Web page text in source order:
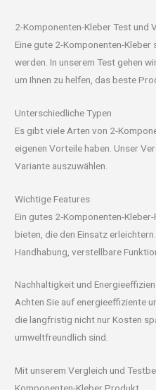
2-Komponenten-Kleber Test und
Eine gute 2-Komponenten-
werden. In unserem Test gehen
um Ihnen zu helfen, das beste
Unterschiedliche Typen
Es gibt viele Arten von 2-
eigenen Vorteile haben. Unser
Variante auszuwählen.
Wichtige Features
Ein gutes 2-Komponenten-
bieten, die den Einsatz
Handhabung, verstellbare
Nachhaltigkeit und
Achten Sie auf energieeffiziente
die langfristig nicht nur Kosten
umweltfreundlich sind.
Mit unserem Vergleich und